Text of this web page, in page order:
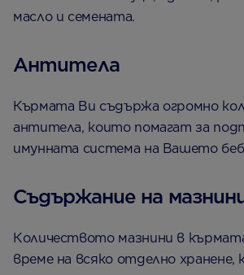
масло и семената.
Антитела
Кърмата Ви съдържа огромно
антитела, които помагат за
имунната система на Вашето
Съдържание на
Количеството мазнини в
време на всяко отделно хранене,